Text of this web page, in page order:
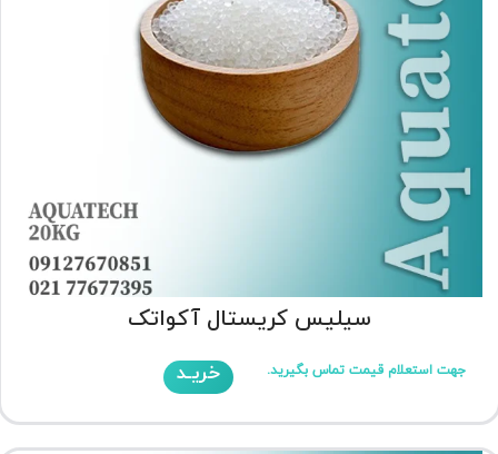
سیلیس کریستال آکواتک
جهت استعلام قیمت تماس بگیرید. خریـد